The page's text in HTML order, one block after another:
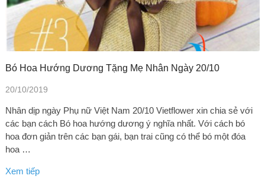
Bó Hoa Hướng Dương Tặng Mẹ Nhân Ngày 20/10
20/10/2019
Nhân dịp ngày Phụ nữ Việt Nam 20/10 Vietflower xin chia sẻ với
các bạn cách Bó hoa hướng dương ý nghĩa nhất. Với cách bó
hoa đơn giản trên các bạn gái, bạn trai cũng có thể bó một đóa
hoa …
Xem tiếp